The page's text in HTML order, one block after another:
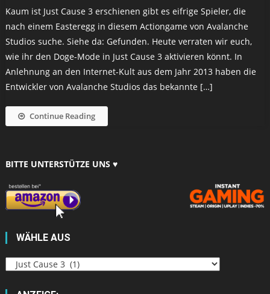
Kaum ist Just Cause 3 erschienen gibt es eifrige Spieler, die
nach einem Easteregg in diesem Actiongame von Avalanche
Studios suche. Siehe da: Gefunden. Heute verraten wir euch,
wie ihr den Doge-Mode in Just Cause 3 aktivieren könnt. In
Anlehnung an den Internet-Kult aus dem Jahr 2013 haben die
Entwickler von Avalanche Studios das bekannte […]
Continue Reading
BITTE UNTERSTÜTZE UNS ♥
WÄHLE AUS
Wähle